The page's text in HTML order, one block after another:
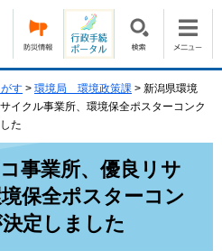
す > 環境局 環境政策課 > 新潟県環境
イクル事業所、環境保全ポスターコンク
た
事業所、優良リサ
保全ポスターコン
定しました